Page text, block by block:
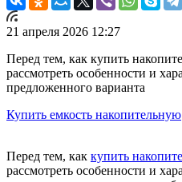
21 апреля 2026 12:27
Перед тем, как купить
рассмотреть особенности и
предложенного варианта
Купить емкость накопительную
Перед тем, как купить
рассмотреть особенности и